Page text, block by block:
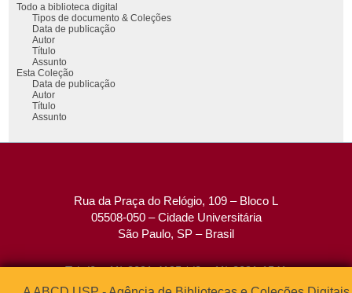
Todo a biblioteca digital
Tipos de documento & Coleções
Data de publicação
Autor
Título
Assunto
Esta Coleção
Data de publicação
Autor
Título
Assunto
Rua da Praça do Relógio, 109 – Bloco L
05508-050 – Cidade Universitária
São Paulo, SP – Brasil
Tel: (0xx11) 3091-4195 / (0xx11) 3091-1541
Fax: (0xx11) 3091-1567